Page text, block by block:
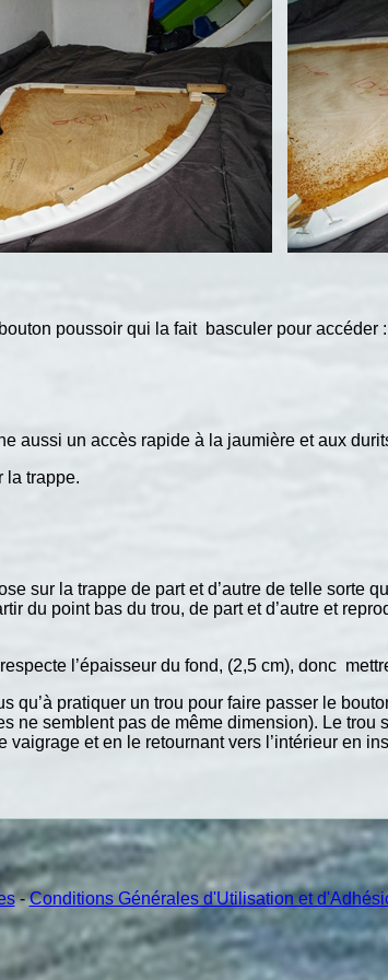
poussoir qui la fait basculer pour accéder :
aussi un accès rapide à la jaumière et aux
la trappe.
sur la trappe de part et d’autre de telle sorte
du point bas du trou, de part et d’autre et
l’épaisseur du fond, (2,5 cm), donc
qu’à pratiquer un trou pour faire passer le
ne semblent pas de même dimension). Le
et en le retournant vers l’intérieur en
-Conditions Générales d'Utilisation et